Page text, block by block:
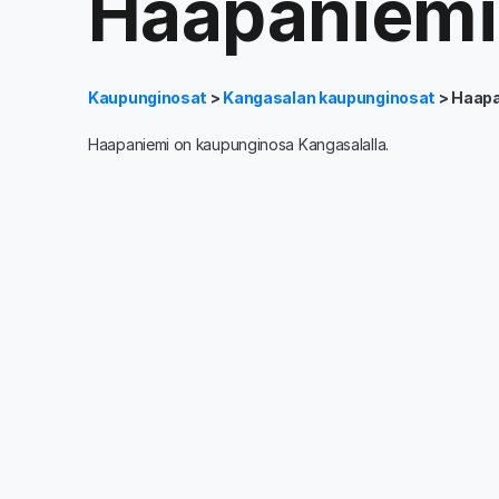
Kaupunginosat > Kangasalan kaupunginosat >
Haapaniemi on kaupunginosa Kangasalalla.